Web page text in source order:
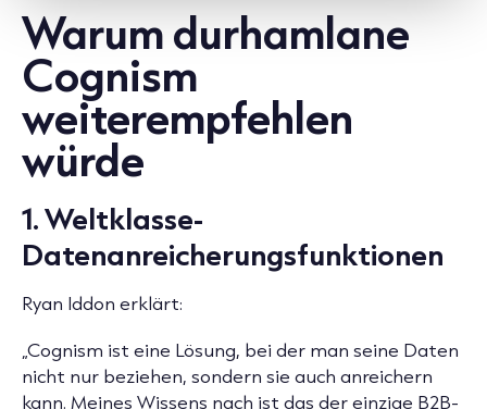
Warum durhamlane
Cognism
weiterempfehlen
würde
1. Weltklasse-
Datenanreicherungsfunktionen
Ryan Iddon erklärt:
„Cognism ist eine Lösung, bei der man seine Daten
nicht nur beziehen, sondern sie auch anreichern
kann. Meines Wissens nach ist das der einzige B2B-